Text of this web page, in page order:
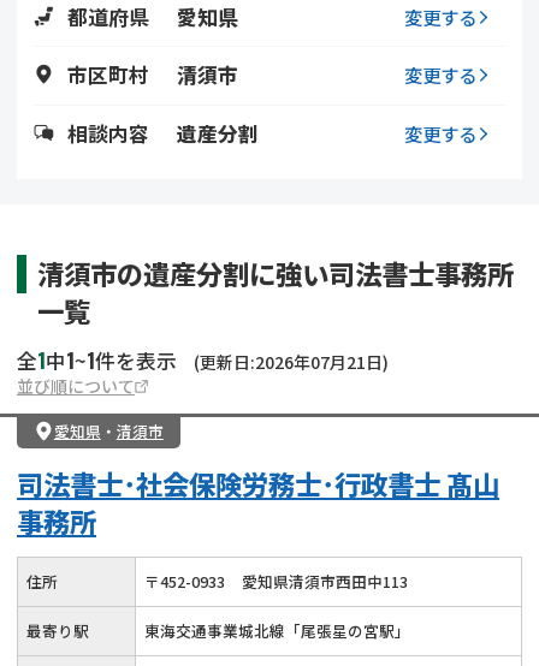
都道府県 愛知県 変更する
市区町村 清須市 変更する
相談内容 遺産分割 変更する
清須市の遺産分割に強い司法書士事務所
一覧
全1中1~1件を表示
(更新日:2026年07月21日)
並び順について
愛知県 ・ 清須市
司法書士･社会保険労務士･行政書士 髙山
事務所
住所 〒452-0933 愛知県清須市西田中113
最寄り駅 東海交通事業城北線「尾張星の宮駅」